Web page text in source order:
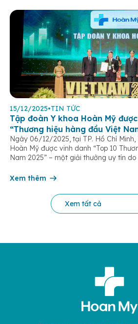
15/12/2025•TIN TỨC
Tập đoàn Y khoa Hoàn Mỹ
“Thương hiệu hàng đầu Việt
Ngày 06/12/2025, tại TP. Hồ Chí
Hoàn Mỹ được vinh danh “Top 10
Nam 2025” – một giải thưởng uy tín
cứu Phát triển Doanh nghiệp Châu Á […]
Xem thêm
Xem tất cả